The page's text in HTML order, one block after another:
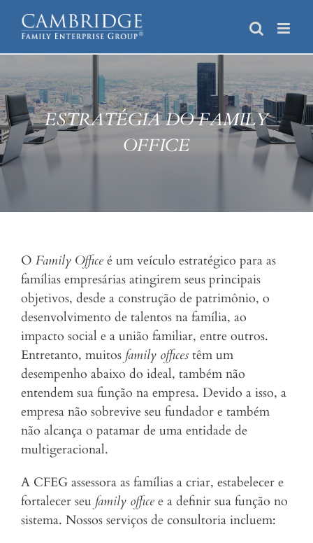
ESTRATÉGIA DO FAMILY
OFFICE
O Family Office é um veículo estratégico para as
famílias empresárias atingirem seus principais
objetivos, desde a construção de patrimônio, o
desenvolvimento de talentos na família, ao
impacto social e a união familiar, entre outros.
Entretanto, muitos family offices têm um
desempenho abaixo do ideal, também não
entendem sua função na empresa. Devido a isso, a
empresa não sobrevive seu fundador e também
não alcança o patamar de uma entidade de
multigeracional.
A CFEG assessora as famílias a criar, estabelecer e
fortalecer seu family office e a definir sua função no
sistema. Nossos serviços de consultoria incluem: